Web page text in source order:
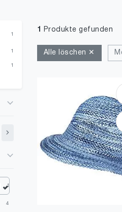
1
1
1
1
4
1 Produkte gefunden
Alle löschen ✕